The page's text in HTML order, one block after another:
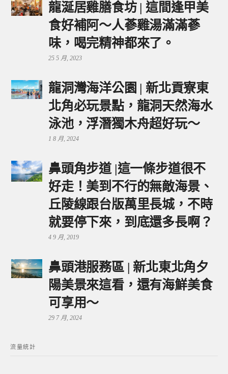
龍涎居雞膳食坊 | 這間逢甲美
食好補阿～人蔘雞湯滿滿蔘
味，喝完精神都來了。
25 5 月, 2023
龍洞灣海洋公園 | 新北貢寮東
北角必玩景點，龍洞天然海水
泳池，浮潛獨木舟超好玩～
1 8 月, 2024
鼻頭角步道 |這一條步道很不
好走！美到不行的無敵海景、
丘陵線跟台版萬里長城，不時
就要停下來，到底還多長啊？
4 9 月, 2019
鼻頭港服務區 | 新北東北角夕
陽美景來這看，還有海鮮美食
可享用～
29 7 月, 2024
流量統計